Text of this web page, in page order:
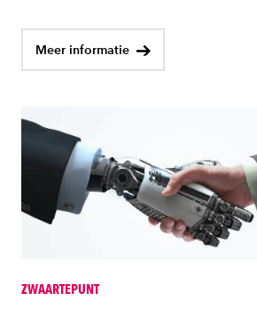
Meer informatie
ZWAARTEPUNT